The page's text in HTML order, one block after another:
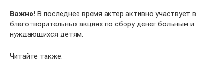
Важно! В последнее время актер активно участвует в
благотворительных акциях по сбору денег больным и
нуждающихся детям.
Читайте также: